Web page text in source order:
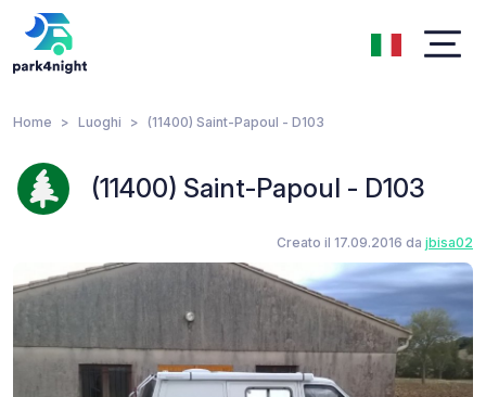
Home Luoghi (11400) Saint-Papoul - D103
(11400) Saint-Papoul - D103
Creato il 17.09.2016 da jbisa02